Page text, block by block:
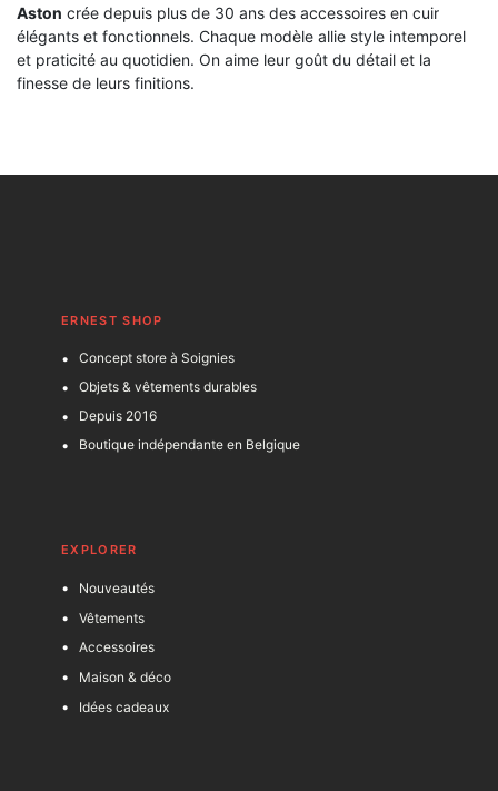
Aston crée depuis plus de 30 ans des accessoires en cuir
élégants et fonctionnels. Chaque modèle allie style intemporel
et praticité au quotidien. On aime leur goût du détail et la
finesse de leurs finitions.
ERNEST SHOP
Concept store à Soignies
Objets & vêtements durables
Depuis 2016
Boutique indépendante en Belgique
EXPLORER
Nouveautés
Vêtements
Accessoires
Maison & déco
Idées cadeaux